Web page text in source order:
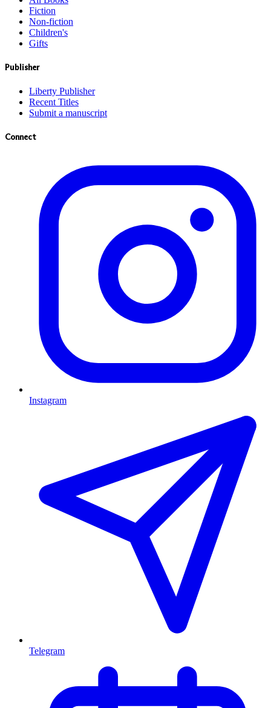
Fiction
Non-fiction
Children's
Gifts
Publisher
Liberty Publisher
Recent Titles
Submit a manuscript
Connect
Instagram
Telegram